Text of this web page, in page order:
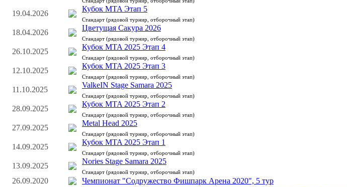
19.04.2026
Кубок MTA Этап 5
Стандарт (рядовой турнир, отборочный этап)
18.04.2026
Цветущая Сакура 2026
Стандарт (рядовой турнир, отборочный этап)
26.10.2025
Кубок MTA 2025 Этап 4
Стандарт (рядовой турнир, отборочный этап)
12.10.2025
Кубок MTA 2025 Этап 3
Стандарт (рядовой турнир, отборочный этап)
11.10.2025
ValkeIN Stage Samara 2025
Стандарт (рядовой турнир, отборочный этап)
28.09.2025
Кубок MTA 2025 Этап 2
Стандарт (рядовой турнир, отборочный этап)
27.09.2025
Metal Head 2025
Стандарт (рядовой турнир, отборочный этап)
14.09.2025
Кубок MTA 2025 Этап 1
Стандарт (рядовой турнир, отборочный этап)
13.09.2025
Nories Stage Samara 2025
Стандарт (рядовой турнир, отборочный этап)
26.09.2020 Чемпионат "Содружество Фишпарк Арена 2020", 5 тур